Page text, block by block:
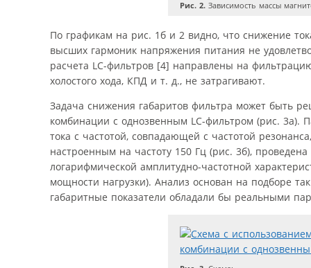
Рис. 2. Зависимость массы
По графикам на рис. 1б и 2 видно, что снижение
высших гармоник напряжения питания не
расчета LC-фильтров [4] направлены на
холостого хода, КПД и т. д., не затрагивают.
Задача снижения габаритов фильтра может быть
комбинации с однозвенным LC-фильтром (рис. 3а).
тока с частотой, совпадающей с частотой
настроенным на частоту 150 Гц (рис. 3б),
логарифмической амплитудно-частотной
мощности нагрузки). Анализ основан на подборе
габаритные показатели обладали бы реальными